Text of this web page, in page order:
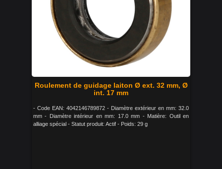
Roulement de guidage laiton Ø ext. 32 mm, Ø
int. 17 mm
- Code EAN: 4042146789872 - Diamètre extérieur en mm: 32.0
mm - Diamètre intérieur en mm: 17.0 mm - Matière: Outil en
alliage spécial - Statut produit: Actif - Poids: 29 g